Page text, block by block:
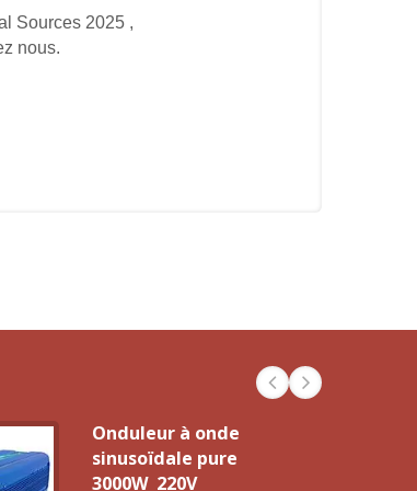
Sources 2025 ,
nous.
Onduleur à onde
sinusoïdale pure
3000W_220V